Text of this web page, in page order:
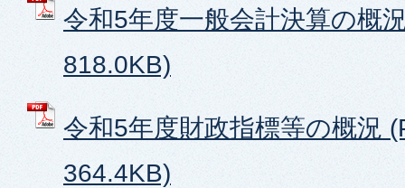
令和5年度一般会計決算の概
818.0KB)
令和5年度財政指標等の概況
364.4KB)